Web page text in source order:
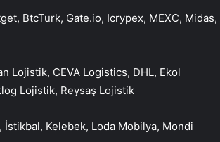
BtcTurk, Gate.io, Icrypex, MEXC, Midas,
Lojistik, CEVA Logistics, DHL, Ekol
Lojistik, Reysaş Lojistik
Kelebek, Loda Mobilya, Mondi